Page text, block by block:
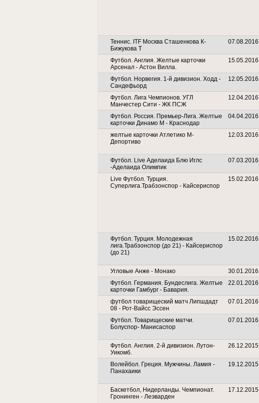
Теннис. ITF Москва Сташенкова К-
Бижукова Т
07.08.2016
Футбол. Англия. Желтые карточки
Арсенал - Астон Вилла.
15.05.2016
Футбол. Норвегия. 1-й дивизион. Ходд -
Сандефьорд
12.05.2016
Футбол. Лига Чемпионов. УГЛ
Манчестер Сити - ЖК ПСЖ
12.04.2016
Футбол. Россия. Премьер-Лига. Желтые
карточки Динамо М - Краснодар
04.04.2016
желтые карточки Атлетико М-
Депортиво
12.03.2016
Футбол. Live Аделаида Блю Иглс
-Аделаида Олимпик
07.03.2016
Live Футбол. Турция.
Суперлига.Трабзонспор - Кайсериспор
15.02.2016
Футбол. Турция. Молодежная
лига.Трабзонспор (до 21) - Кайсериспор
(до 21)
15.02.2016
Угловые Анже - Монако 30.01.2016
Футбол. Германия. Бундеслига. Желтые
карточки Гамбург - Бавария.
22.01.2016
футбол товарищеский матч Липшдадт
08 - Рот-Вайсс Эссен
07.01.2016
Футбол. Товарищеские матчи.
Болуспор- Манисаспор
07.01.2016
Футбол. Англия. 2-й дивизион. Лутон-
Уикомб.
26.12.2015
Волейбол. Греция. Мужчины. Ламия -
Панахаики
19.12.2015
Баскетбол, Нидерланды. Чемпионат.
Гронинген - Леэварден
17.12.2015